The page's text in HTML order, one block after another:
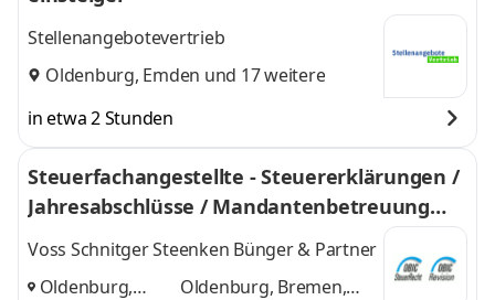
Stellenangebotevertrieb
Oldenburg, Emden und 17 weitere
in etwa 2 Stunden
Steuerfachangestellte - Steuererklärungen /
Jahresabschlüsse / Mandantenbetreuung
(m/w/d)
Voss Schnitger Steenken Bünger & Partner
Oldenburg,
Oldenburg, Bremen,